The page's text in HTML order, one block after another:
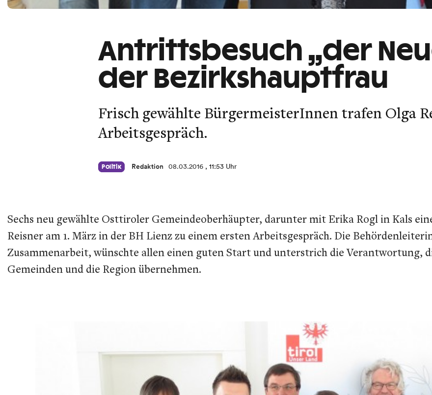
Antrittsbesuch „der
der Bezirkshauptfrau
Frisch gewählte BürgermeisterInnen trafen Olga
Arbeitsgespräch.
Politik Redaktion 08.03.2016 , 11:53 Uhr
Sechs neu gewählte Osttiroler Gemeindeoberhäupter, darunter mit Erika Rogl in Kals
Reisner am 1. März in der BH Lienz zu einem ersten Arbeitsgespräch. Die
Zusammenarbeit, wünschte allen einen guten Start und unterstrich die Verantwortung,
Gemeinden und die Region übernehmen.